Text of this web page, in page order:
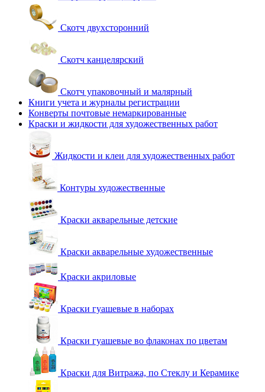
Скотч двухсторонний
Скотч канцелярский
Скотч упаковочный и малярный
Книги учета и журналы регистрации
Конверты почтовые немаркированные
Краски и жидкости для художественных работ
Жидкости и клеи для художественных работ
Контуры художественные
Краски акварельные детские
Краски акварельные художественные
Краски акриловые
Краски гуашевые в наборах
Краски гуашевые во флаконах по цветам
Краски для Витража, по Стеклу и Керамике